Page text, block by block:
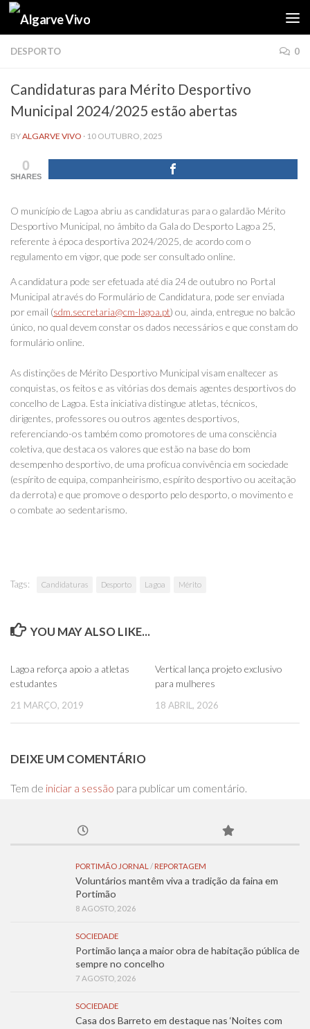
Skip to content
DESPORTO 0
Candidaturas para Mérito Desportivo
Municipal 2024/2025 estão abertas
BYALGARVE VIVO · 10 OUTUBRO, 2025
0
SHARES
O município de Lagoa abriu as candidaturas para o galardão Mérito
Desportivo Municipal, no âmbito da Gala do Desporto Lagoa 25,
referente à época desportiva 2024/2025, de acordo com o
regulamento em vigor, que pode ser consultado online.
A candidatura pode ser efetuada até dia 24 de outubro no Portal
Municipal através do Formulário de Candidatura, pode ser enviada
por email (sdm.secretaria@cm-lagoa.pt) ou, ainda, entregue no balcão
único, no qual devem constar os dados necessários e que constam do
formulário online.
As distinções de Mérito Desportivo Municipal visam enaltecer as
conquistas, os feitos e as vitórias dos demais agentes desportivos do
concelho de Lagoa. Esta iniciativa distingue atletas, técnicos,
dirigentes, professores ou outros agentes desportivos,
referenciando-os também como promotores de uma consciência
coletiva, que destaca os valores que estão na base do bom
desempenho desportivo, de uma profícua convivência em sociedade
(espírito de equipa, companheirismo, espírito desportivo ou aceitação
da derrota) e que promove o desporto pelo desporto, o movimento e
o combate ao sedentarismo.
Tags: Candidaturas Desporto Lagoa Mérito
YOU MAY ALSO LIKE...
Lagoa reforça apoio a atletas
estudantes
21 MARÇO, 2019
Vertical lança projeto exclusivo
para mulheres
18 ABRIL, 2026
DEIXE UM COMENTÁRIO
Tem de iniciar a sessão para publicar um comentário.
PORTIMÃO JORNAL / REPORTAGEM
Voluntários mantêm viva a tradição da faina em
Portimão
8 AGOSTO, 2026
SOCIEDADE
Portimão lança a maior obra de habitação pública de
sempre no concelho
7 AGOSTO, 2026
SOCIEDADE
Casa dos Barreto em destaque nas ‘Noites com